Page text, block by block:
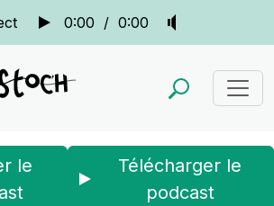
0:00 / 0:00
le
Télécharger le
podcast